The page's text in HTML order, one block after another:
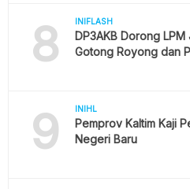
8 INIFLASH
DP3AKB Dorong
Gotong Royong dan
9 INIHL
Pemprov Kaltim Kaji
Negeri Baru